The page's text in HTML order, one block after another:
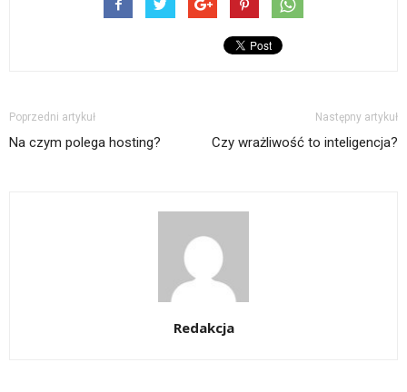
Poprzedni artykuł
Na czym polega hosting?
Następny artykuł
Czy wrażliwość to inteligencja?
Redakcja